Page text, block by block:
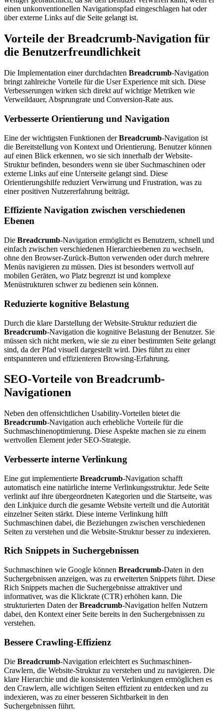
einen unkonventionellen Navigationspfad eingeschlagen hat oder
über externe Links auf die Seite gelangt ist.
Vorteile der Breadcrumb-Navigation für
die Benutzerfreundlichkeit
Die Implementation einer durchdachten Breadcrumb-Navigation
bringt zahlreiche Vorteile für die User Experience mit sich. Diese
Verbesserungen wirken sich direkt auf wichtige Metriken wie
Verweildauer, Absprungrate und Conversion-Rate aus.
Verbesserte Orientierung und Navigation
Eine der wichtigsten Funktionen derBreadcrumb-Navigation ist
die Bereitstellung von Kontext und Orientierung. Benutzer können
auf einen Blick erkennen, wo sie sich innerhalb der Website-
Struktur befinden, besonders wenn sie über Suchmaschinen oder
externe Links auf eine Unterseite gelangt sind. Diese
Orientierungshilfe reduziert Verwirrung und Frustration, was zu
einer positiven Nutzererfahrung beiträgt.
Effiziente Navigation zwischen verschiedenen
Ebenen
Die Breadcrumb-Navigation ermöglicht es Benutzern, schnell und
einfach zwischen verschiedenen Hierarchieebenen zu wechseln,
ohne den Browser-Zurück-Button verwenden oder durch mehrere
Menüs navigieren zu müssen. Dies ist besonders wertvoll auf
mobilen Geräten, wo Platz begrenzt ist und komplexe
Menüstrukturen schwer zu bedienen sein können.
Reduzierte kognitive Belastung
Durch die klare Darstellung der Website-Struktur reduziert die
Breadcrumb-Navigation die kognitive Belastung der Benutzer. Sie
müssen sich nicht merken, wie sie zu einer bestimmten Seite gelangt
sind, da der Pfad visuell dargestellt wird. Dies führt zu einer
entspannteren und effizienteren Browsing-Erfahrung.
SEO-Vorteile von Breadcrumb-
Navigationen
Neben den offensichtlichen Usability-Vorteilen bietet die
Breadcrumb-Navigation auch erhebliche Vorteile für die
Suchmaschinenoptimierung. Diese Aspekte machen sie zu einem
wertvollen Element jeder SEO-Strategie.
Verbesserte interne Verlinkung
Eine gut implementierte Breadcrumb-Navigation schafft
automatisch eine natürliche interne Verlinkungsstruktur. Jede Seite
verlinkt auf ihre übergeordneten Kategorien und die Startseite, was
den Linkjuice durch die gesamte Website verteilt und die Autorität
einzelner Seiten stärkt. Diese interne Verlinkung hilft
Suchmaschinen dabei, die Beziehungen zwischen verschiedenen
Seiten zu verstehen und die Website-Struktur besser zu indexieren.
Rich Snippets in Suchergebnissen
Suchmaschinen wie Google können Breadcrumb-Daten in den
Suchergebnissen anzeigen, was zu erweiterten Snippets führt. Diese
Rich Snippets machen die Suchergebnisse attraktiver und
informativer, was die Klickrate (CTR) erhöhen kann. Die
strukturierten Daten derBreadcrumb-Navigation helfen Nutzern
dabei, den Kontext einer Seite bereits in den Suchergebnissen zu
verstehen.
Bessere Crawling-Effizienz
Die Breadcrumb-Navigation erleichtert es Suchmaschinen-
Crawlern, die Website-Struktur zu verstehen und zu navigieren. Die
klare Hierarchie und die konsistenten Verlinkungen ermöglichen es
den Crawlern, alle wichtigen Seiten effizient zu entdecken und zu
indexieren, was zu einer besseren Sichtbarkeit in den
Suchergebnissen führt.